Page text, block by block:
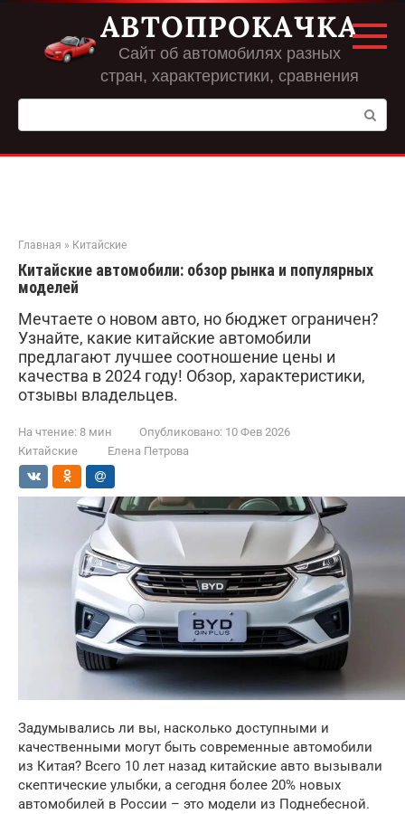
Перейти
контенту
АВТОПРОКАЧКА
Сайт об автомобилях разных
стран, характеристики, сравнения
Поиск:
Главная » Китайские
Китайские автомобили: обзор рынка и популярных
моделей
Мечтаете о новом авто, но бюджет ограничен?
Узнайте, какие китайские автомобили
предлагают лучшее соотношение цены и
качества в 2024 году! Обзор, характеристики,
отзывы владельцев.
На чтение: 8 мин Опубликовано: 10 Фев 2026
Китайские
Елена Петрова
Задумывались ли вы, насколько доступными и
качественными могут быть современные автомобили
из Китая? Всего 10 лет назад китайские авто вызывали
скептические улыбки, а сегодня более 20% новых
автомобилей в России – это модели из Поднебесной.